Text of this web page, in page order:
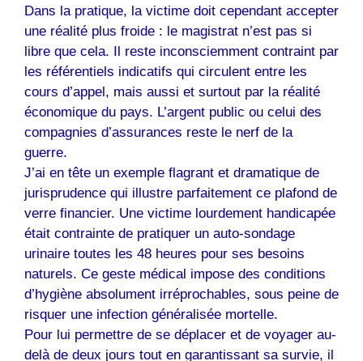
Dans la pratique, la victime doit cependant accepter
une réalité plus froide : le magistrat n’est pas si
libre que cela. Il reste inconsciemment contraint par
les référentiels indicatifs qui circulent entre les
cours d’appel, mais aussi et surtout par la réalité
économique du pays. L’argent public ou celui des
compagnies d’assurances reste le nerf de la
guerre.
J’ai en tête un exemple flagrant et dramatique de
jurisprudence qui illustre parfaitement ce plafond de
verre financier. Une victime lourdement handicapée
était contrainte de pratiquer un auto-sondage
urinaire toutes les 48 heures pour ses besoins
naturels. Ce geste médical impose des conditions
d’hygiène absolument irréprochables, sous peine de
risquer une infection généralisée mortelle.
Pour lui permettre de se déplacer et de voyager au-
delà de deux jours tout en garantissant sa survie, il